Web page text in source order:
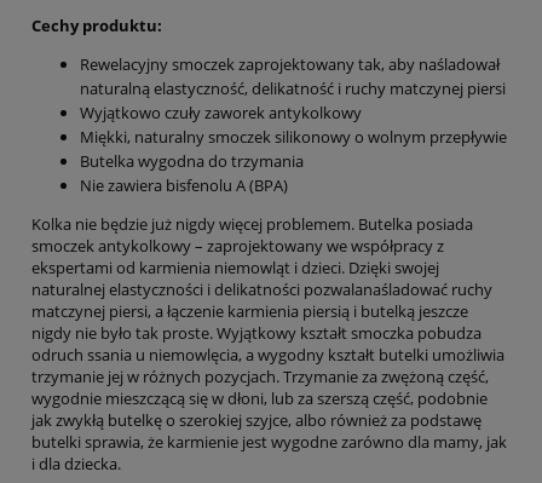
Cechy produktu:
Rewelacyjny smoczek zaprojektowany tak, aby naśladował
naturalną elastyczność, delikatność i ruchy matczynej piersi
Wyjątkowo czuły zaworek antykolkowy
Miękki, naturalny smoczek silikonowy o wolnym przepływie
Butelka wygodna do trzymania
Nie zawiera bisfenolu A (BPA)
Kolka nie będzie już nigdy więcej problemem. Butelka posiada
smoczek antykolkowy – zaprojektowany we współpracy z
ekspertami od karmienia niemowląt i dzieci. Dzięki swojej
naturalnej elastyczności i delikatności pozwalanaśladować ruchy
matczynej piersi, a łączenie karmienia piersią i butelką jeszcze
nigdy nie było tak proste. Wyjątkowy kształt smoczka pobudza
odruch ssania u niemowlęcia, a wygodny kształt butelki umożliwia
trzymanie jej w różnych pozycjach. Trzymanie za zwężoną część,
wygodnie mieszczącą się w dłoni, lub za szerszą część, podobnie
jak zwykłą butelkę o szerokiej szyjce, albo również za podstawę
butelki sprawia, że karmienie jest wygodne zarówno dla mamy, jak
i dla dziecka.